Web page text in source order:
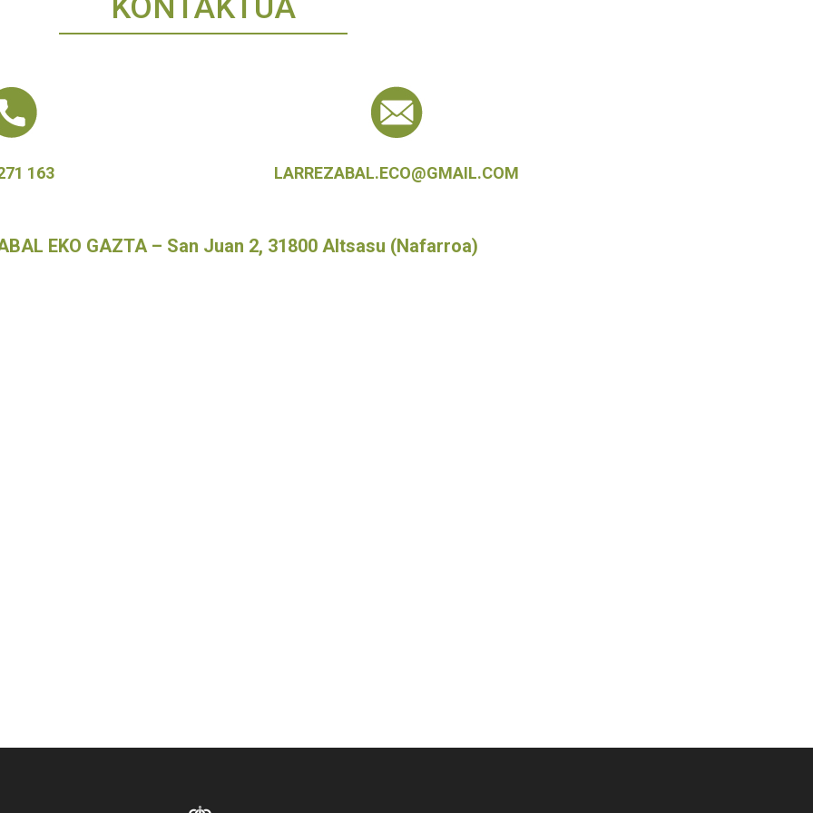
KONTAKTUA
163 LARREZABAL.ECO@GMAIL.COM
EKO GAZTA – San Juan 2, 31800 Altsasu (Nafarroa)